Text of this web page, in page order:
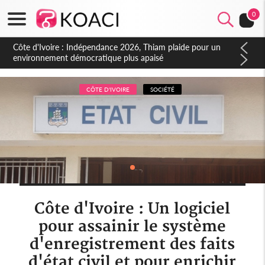
0
Côte d'Ivoire : Concours INFAS 2026, les convocations
seront disponibles à compter du samedi
CÔTE D'IVOIRE SOCIÉTÉ
Côte d'Ivoire : Un logiciel
pour assainir le système
d'enregistrement des faits